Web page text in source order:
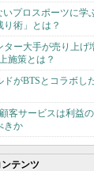
いプロスポーツに学
り術」とは？
ター大手が売り上げ
施策とは？
ドがBTSとコラボし
顧客サービスは利益
きか
テンツ